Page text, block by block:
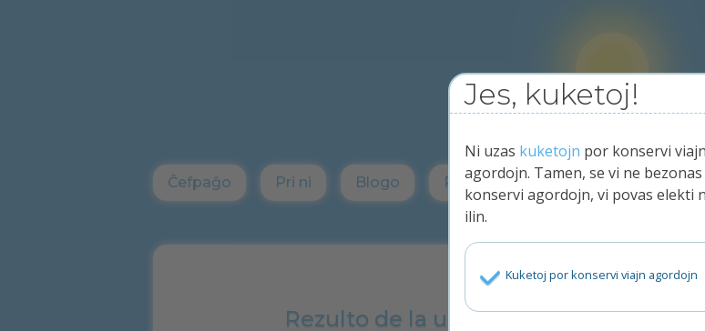
Ĉefpaĝo Pri ni Blogo Privateco
Rezulto de la unua Tubara
Jes, kuketoj!
Ni uzas kuketojn por konservi viajn
agordojn. Tamen, se vi ne bezonas
konservi agordojn, vi povas elekti
ilin.
Kuketoj por konservi viajn agordojn